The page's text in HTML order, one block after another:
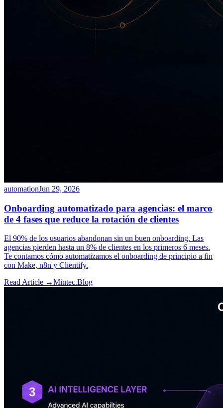
automationJun 29, 2026
Onboarding automatizado para agencias: el marco
de 4 fases que reduce la rotación de clientes
El 90% de los usuarios abandonan sin un buen onboarding. Las
agencias pierden hasta un 8% de clientes en los primeros 6 meses.
Te contamos cómo automatizamos el onboarding de principio a fin
con Make, n8n y Clientify.
Read Article →Mintec.Blog